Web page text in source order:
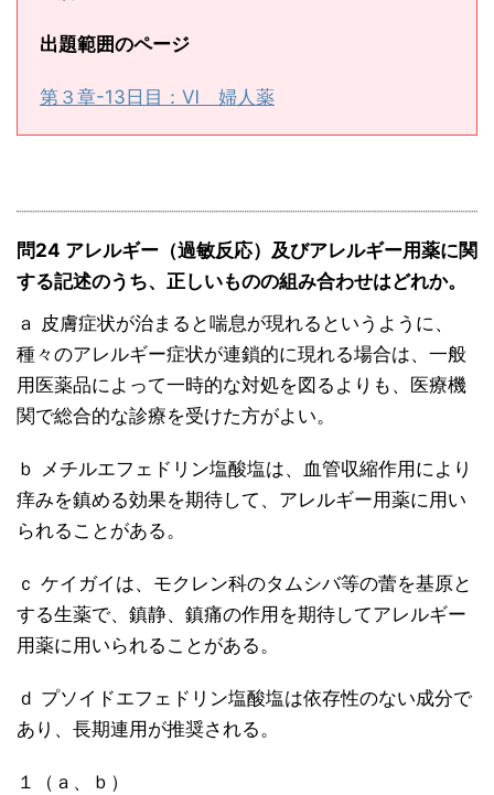
出題範囲のページ
第３章-13日目：Ⅵ 婦人薬
問24 アレルギー（過敏反応）及びアレルギー用薬に関
する記述のうち、正しいものの組み合わせはどれか。
ａ 皮膚症状が治まると喘息が現れるというように、
種々のアレルギー症状が連鎖的に現れる場合は、一般
用医薬品によって一時的な対処を図るよりも、医療機
関で総合的な診療を受けた方がよい。
ｂ メチルエフェドリン塩酸塩は、血管収縮作用により
痒みを鎮める効果を期待して、アレルギー用薬に用い
られることがある。
ｃ ケイガイは、モクレン科のタムシバ等の蕾を基原と
する生薬で、鎮静、鎮痛の作用を期待してアレルギー
用薬に用いられることがある。
ｄ プソイドエフェドリン塩酸塩は依存性のない成分で
あり、長期連用が推奨される。
１（ａ、ｂ）